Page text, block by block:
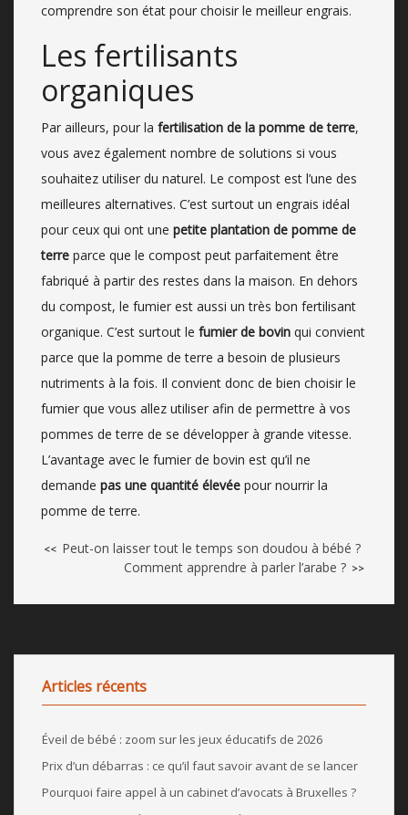
comprendre son état pour choisir le meilleur engrais.
Les fertilisants
organiques
Par ailleurs, pour la fertilisation de la pomme de terre,
vous avez également nombre de solutions si vous
souhaitez utiliser du naturel. Le compost est l’une des
meilleures alternatives. C’est surtout un engrais idéal
pour ceux qui ont une petite plantation de pomme de
terre parce que le compost peut parfaitement être
fabriqué à partir des restes dans la maison. En dehors
du compost, le fumier est aussi un très bon fertilisant
organique. C’est surtout le fumier de bovin qui convient
parce que la pomme de terre a besoin de plusieurs
nutriments à la fois. Il convient donc de bien choisir le
fumier que vous allez utiliser afin de permettre à vos
pommes de terre de se développer à grande vitesse.
L’avantage avec le fumier de bovin est qu’il ne
demande pas une quantité élevée pour nourrir la
pomme de terre.
<< Peut-on laisser tout le temps son doudou à bébé ?
Comment apprendre à parler l’arabe ? >>
Articles récents
Éveil de bébé : zoom sur les jeux éducatifs de 2026
Prix d’un débarras : ce qu’il faut savoir avant de se lancer
Pourquoi faire appel à un cabinet d’avocats à Bruxelles ?